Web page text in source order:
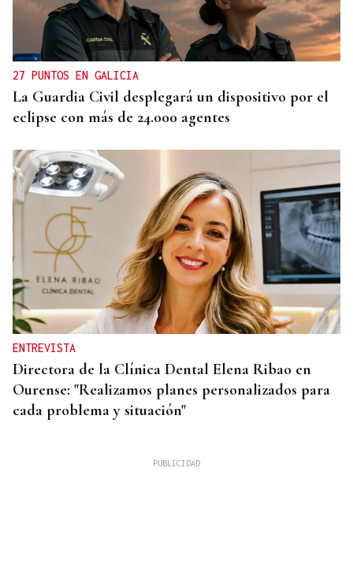
27 PUNTOS EN GALICIA
La Guardia Civil desplegará un dispositivo por el
eclipse con más de 24.000 agentes
ENTREVISTA
Directora de la Clínica Dental Elena Ribao en
Ourense: "Realizamos planes personalizados para
cada problema y situación"